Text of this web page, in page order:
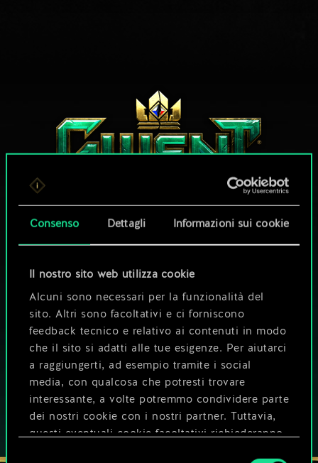
Consenso Dettagli Informazioni sui cookie
Il nostro sito web utilizza cookie
Alcuni sono necessari per la funzionalità del
sito. Altri sono facoltativi e ci forniscono
feedback tecnico e relativo ai contenuti in modo
che il sito si adatti alle tue esigenze. Per aiutarci
a raggiungerti, ad esempio tramite i social
media, con qualcosa che potresti trovare
interessante, a volte potremmo condividere parte
dei nostri cookie con i nostri partner. Tuttavia,
questi eventuali cookie facoltativi richiederanno
SU PC
Questo titolo offre acquisti all'interno del gioco.
GIOCA ANCHE SU